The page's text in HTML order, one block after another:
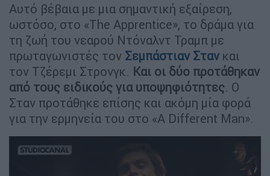
Αυτό βέβαια με μια σημαντική εξαίρεση,
ωστόσο, στο «The Apprentice», το δράμα για
τη ζωή του νεαρού Ντόναλντ Τραμπ με
πρωταγωνιστές τον Σεμπάστιαν Στανκαι
τον Τζέρεμι Στρονγκ. Και οι δύο προτάθηκαν
από τους ειδικούς για υποψηφιότητες. Ο
Σταν προτάθηκε επίσης και ακόμη μία φορά
για την ερμηνεία του στο «A Different Man».